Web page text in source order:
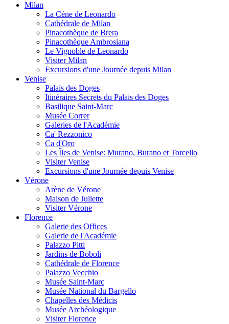
Milan
La Cène de Leonardo
Cathédrale de Milan
Pinacothèque de Brera
Pinacothèque Ambrosiana
Le Vignoble de Leonardo
Visiter Milan
Excursions d'une Journée depuis Milan
Venise
Palais des Doges
Itinéraires Secrets du Palais des Doges
Basilique Saint-Marc
Musée Correr
Galeries de l'Académie
Ca' Rezzonico
Ca d'Oro
Les Îles de Venise: Murano, Burano et Torcello
Visiter Venise
Excursions d'une Journée depuis Venise
Vérone
Arène de Vérone
Maison de Juliette
Visiter Vérone
Florence
Galerie des Offices
Galerie de l'Académie
Palazzo Pitti
Jardins de Boboli
Cathédrale de Florence
Palazzo Vecchio
Musée Saint-Marc
Musée National du Bargello
Chapelles des Médicis
Musée Archéologique
Visiter Florence